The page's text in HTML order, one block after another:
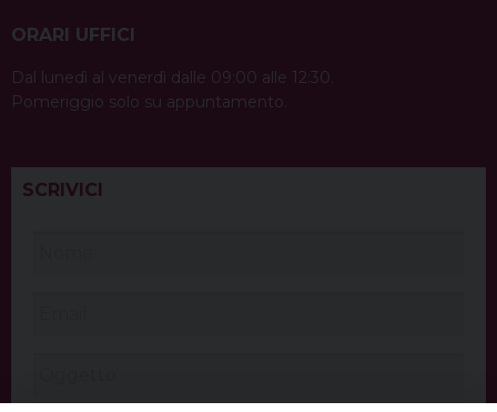
ORARI UFFICI
Dal lunedì al venerdì dalle 09:00 alle 12:30.
Pomeriggio solo su appuntamento.
SCRIVICI